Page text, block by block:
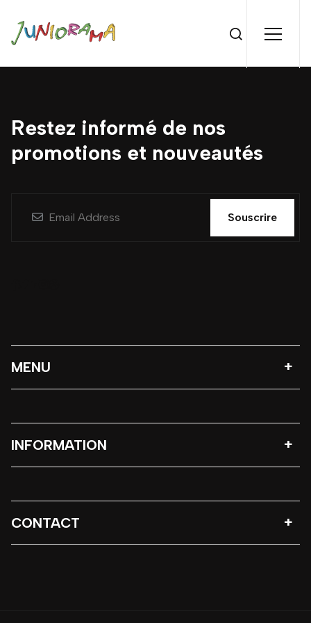
Restez informé de nos
promotions et nouveautés
Souscrire
MENU
INFORMATION
CONTACT